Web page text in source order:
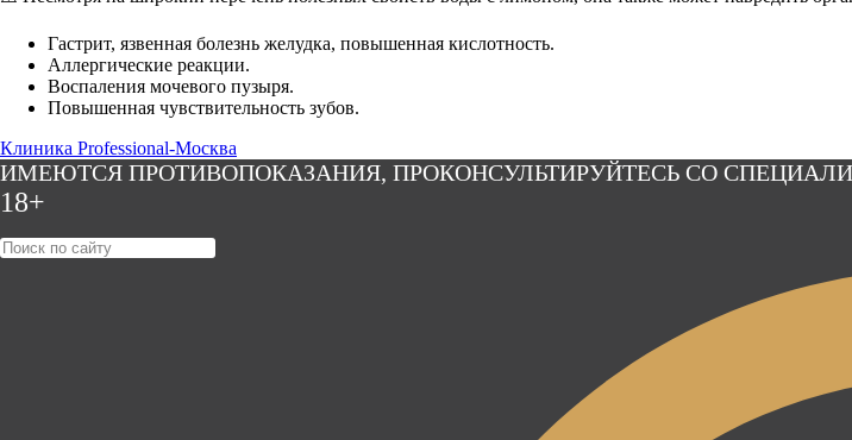
Гастрит, язвенная болезнь желудка, повышенная кислотность.
Аллергические реакции.
Воспаления мочевого пузыря.
Повышенная чувствительность зубов.
Клиника Professional-Москва
ИМЕЮТСЯ ПРОТИВОПОКАЗАНИЯ, ПРОКОНСУЛЬТИРУЙТЕСЬ СО
18+